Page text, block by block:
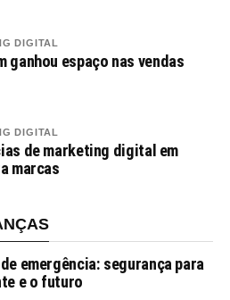
DIGITAL
ganhou espaço nas vendas
DIGITAL
de marketing digital em
marcas
emergência: segurança para
e o futuro